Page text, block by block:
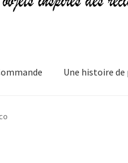
Une histoire